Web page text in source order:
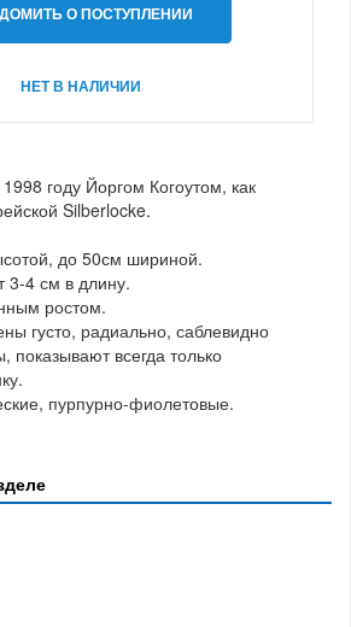
О ПОСТУПЛЕНИИ
НЕТ В НАЛИЧИИ
году Йоргом Когоутом, как
Silberlocke.
до 50см шириной.
3-4 см в длину.
ростом.
густо, радиально, саблевидно
показывают всегда только
пурпурно-фиолетовые.